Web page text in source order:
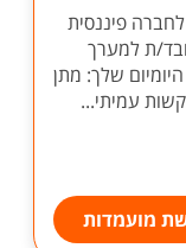
פיננסית
ת למערך
שלך: מתן
עמיתי...
מועמדות